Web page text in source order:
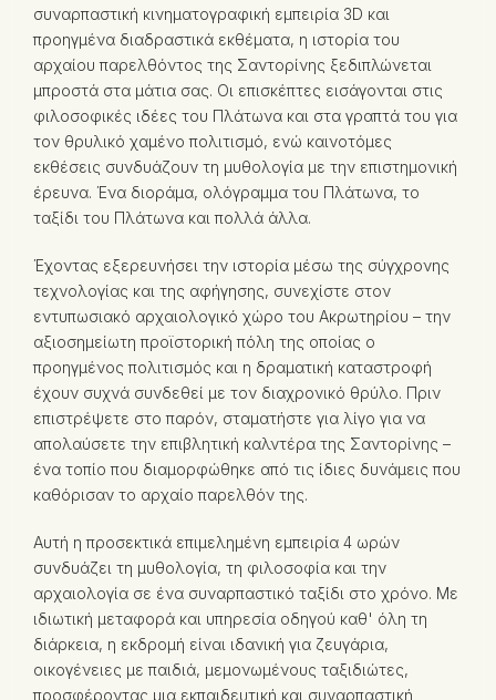
συναρπαστική κινηματογραφική εμπειρία 3D και
προηγμένα διαδραστικά εκθέματα, η ιστορία του
αρχαίου παρελθόντος της Σαντορίνης ξεδιπλώνεται
μπροστά στα μάτια σας. Οι επισκέπτες εισάγονται στις
φιλοσοφικές ιδέες του Πλάτωνα και στα γραπτά του για
τον θρυλικό χαμένο πολιτισμό, ενώ καινοτόμες
εκθέσεις συνδυάζουν τη μυθολογία με την επιστημονική
έρευνα. Ένα διοράμα, ολόγραμμα του Πλάτωνα, το
ταξίδι του Πλάτωνα και πολλά άλλα.
Έχοντας εξερευνήσει την ιστορία μέσω της σύγχρονης
τεχνολογίας και της αφήγησης, συνεχίστε στον
εντυπωσιακό αρχαιολογικό χώρο του Ακρωτηρίου – την
αξιοσημείωτη προϊστορική πόλη της οποίας ο
προηγμένος πολιτισμός και η δραματική καταστροφή
έχουν συχνά συνδεθεί με τον διαχρονικό θρύλο. Πριν
επιστρέψετε στο παρόν, σταματήστε για λίγο για να
απολαύσετε την επιβλητική καλντέρα της Σαντορίνης –
ένα τοπίο που διαμορφώθηκε από τις ίδιες δυνάμεις που
καθόρισαν το αρχαίο παρελθόν της.
Αυτή η προσεκτικά επιμελημένη εμπειρία 4 ωρών
συνδυάζει τη μυθολογία, τη φιλοσοφία και την
αρχαιολογία σε ένα συναρπαστικό ταξίδι στο χρόνο. Με
ιδιωτική μεταφορά και υπηρεσία οδηγού καθ' όλη τη
διάρκεια, η εκδρομή είναι ιδανική για ζευγάρια,
οικογένειες με παιδιά, μεμονωμένους ταξιδιώτες,
προσφέροντας μια εκπαιδευτική και συναρπαστική